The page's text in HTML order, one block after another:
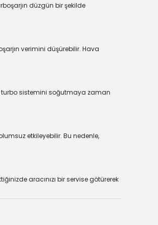
düzgün bir şekilde
verimini düşürebilir. Hava
turbo sistemini soğutmaya zaman
etkileyebilir. Bu nedenle,
aracınızı bir servise götürerek